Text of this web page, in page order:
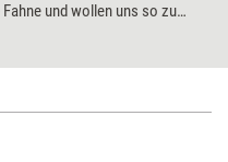
und wollen uns so zu